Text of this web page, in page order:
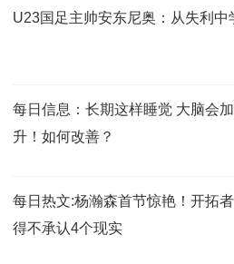
U23国足主帅安东尼奥：从失利中
每日信息：长期这样睡觉 大脑会
升！如何改善？
每日热文:杨瀚森首节惊艳！开拓
得不承认4个现实